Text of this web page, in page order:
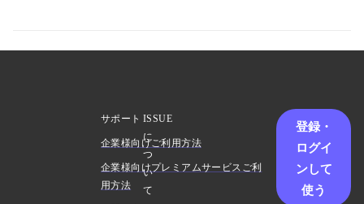
ISSUE
に
つ
い
て
サポート
企業様向けご利用方法
企業様向けプレミアムサービスご利
用方法
登録・
ログイ
ンして
使う